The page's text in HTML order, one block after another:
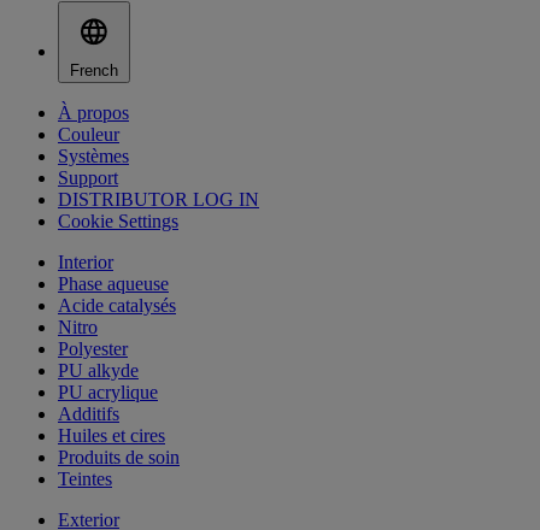
French
À propos
Couleur
Systèmes
Support
DISTRIBUTOR LOG IN
Cookie Settings
Interior
Phase aqueuse
Acide catalysés
Nitro
Polyester
PU alkyde
PU acrylique
Additifs
Huiles et cires
Produits de soin
Teintes
Exterior